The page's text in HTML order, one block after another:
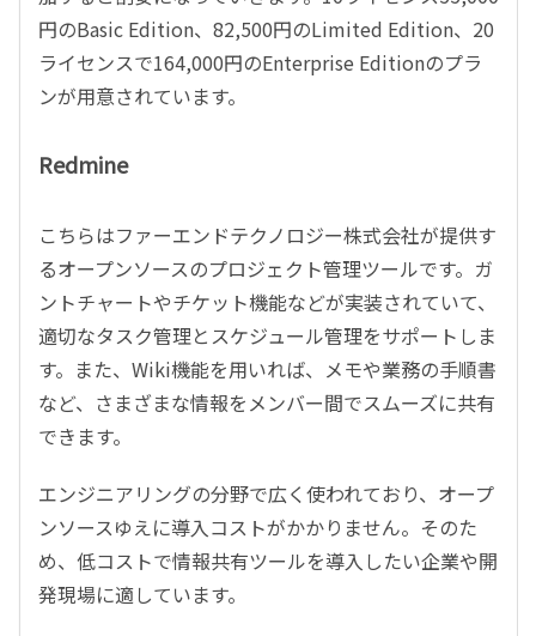
円のBasic Edition、82,500円のLimited Edition、20
ライセンスで164,000円のEnterprise Editionのプラ
ンが用意されています。
Redmine
こちらはファーエンドテクノロジー株式会社が提供す
るオープンソースのプロジェクト管理ツールです。ガ
ントチャートやチケット機能などが実装されていて、
適切なタスク管理とスケジュール管理をサポートしま
す。また、Wiki機能を用いれば、メモや業務の手順書
など、さまざまな情報をメンバー間でスムーズに共有
できます。
エンジニアリングの分野で広く使われており、オープ
ンソースゆえに導入コストがかかりません。そのた
め、低コストで情報共有ツールを導入したい企業や開
発現場に適しています。